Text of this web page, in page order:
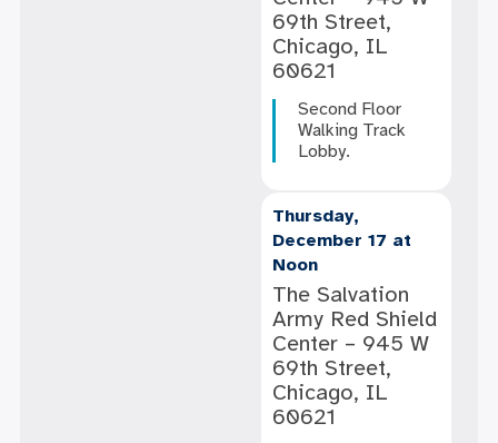
69th Street,
Chicago, IL
60621
Second Floor
Walking Track
Lobby.
Thursday,
December 17 at
Noon
The Salvation
Army Red Shield
Center – 945 W
69th Street,
Chicago, IL
60621